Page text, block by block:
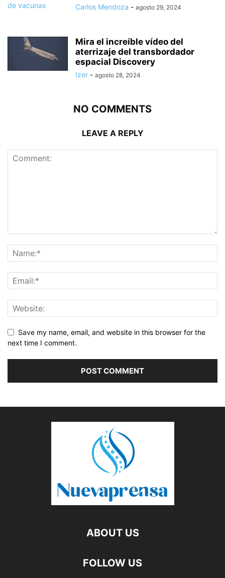
Carlos Mendoza - agosto 29, 2024
Mira el increíble vídeo del
aterrizaje del transbordador
espacial Discovery
Izer - agosto 28, 2024
NO COMMENTS
LEAVE A REPLY
Save my name, email, and website in this browser for the
next time I comment.
ABOUT US
FOLLOW US